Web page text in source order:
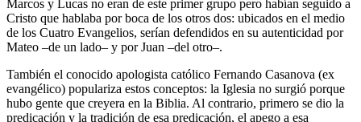
Marcos y Lucas no eran de este primer grupo pero habían seguido a
Cristo que hablaba por boca de los otros dos: ubicados en el medio
de los Cuatro Evangelios, serían defendidos en su autenticidad por
Mateo –de un lado– y por Juan –del otro–.
También el conocido apologista católico Fernando Casanova (ex
evangélico) populariza estos conceptos: la Iglesia no surgió porque
hubo gente que creyera en la Biblia. Al contrario, primero se dio la
predicación y la tradición de esa predicación, el apego a esa